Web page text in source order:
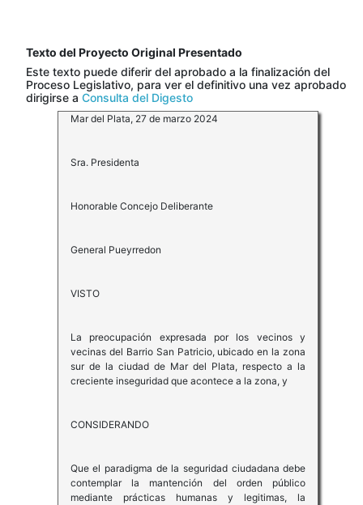
Texto del Proyecto Original Presentado
Este texto puede diferir del aprobado a la finalización del
Proceso Legislativo, para ver el definitivo una vez aprobado
dirigirse a Consulta del Digesto
Mar del Plata, 27 de marzo 2024
Sra. Presidenta
Honorable Concejo Deliberante
General Pueyrredon
VISTO
La preocupación expresada por los vecinos y
vecinas del Barrio San Patricio, ubicado en la zona
sur de la ciudad de Mar del Plata, respecto a la
creciente inseguridad que acontece a la zona, y
CONSIDERANDO
Que el paradigma de la seguridad ciudadana debe
contemplar la mantención del orden público
mediante prácticas humanas y legitimas, la